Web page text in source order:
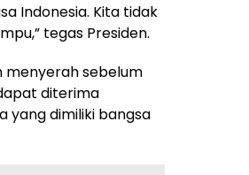
Indonesia. Kita tidak
tegas Presiden.
menyerah sebelum
diterima
yang dimiliki bangsa